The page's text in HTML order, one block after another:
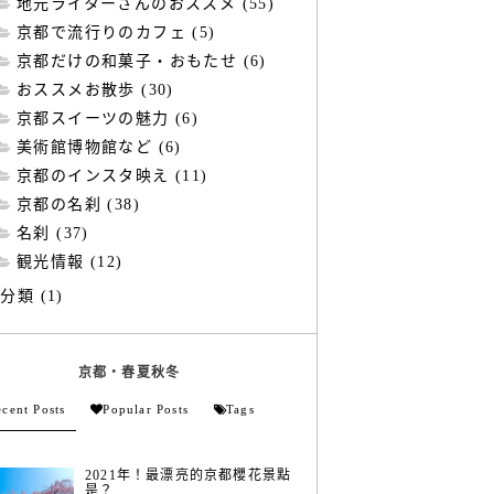
地元ライターさんのおススメ (55)
京都で流行りのカフェ (5)
京都だけの和菓子・おもたせ (6)
おススメお散歩 (30)
京都スイーツの魅力 (6)
美術館博物館など (6)
京都のインスタ映え (11)
京都の名刹 (38)
名刹 (37)
観光情報 (12)
類 (1)
京都・春夏秋冬
Posts Popular Posts Tags
2021年！最漂亮的京都櫻花景點
是？